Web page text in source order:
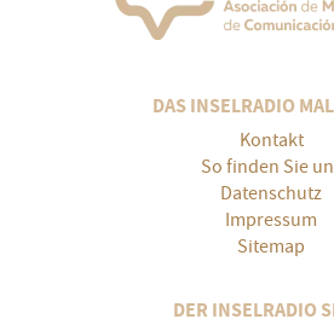
DAS INSELRADIO
Kontakt
So finden Sie
Datenschutz
Impressum
Sitemap
DER INSELRADIO